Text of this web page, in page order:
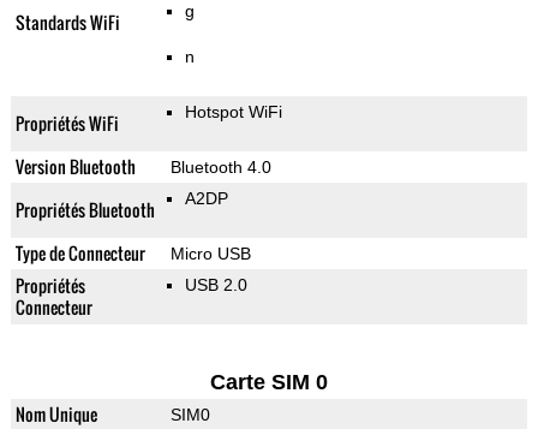
Standards WiFi g
n
Propriétés WiFi Hotspot WiFi
Version Bluetooth Bluetooth 4.0
Propriétés Bluetooth A2DP
Type de Connecteur Micro USB
Propriétés
Connecteur
USB 2.0
Carte SIM 0
Nom Unique SIM0